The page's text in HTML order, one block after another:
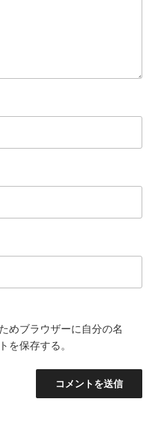
めブラウザーに自分の名
を保存する。